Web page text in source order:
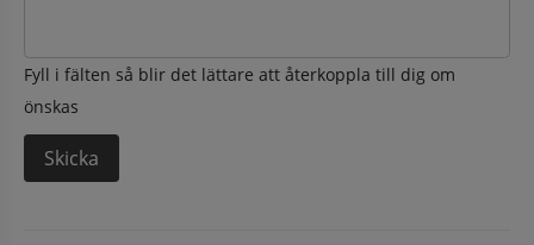
Fyll i fälten så blir det lättare att återkoppla till dig om
önskas